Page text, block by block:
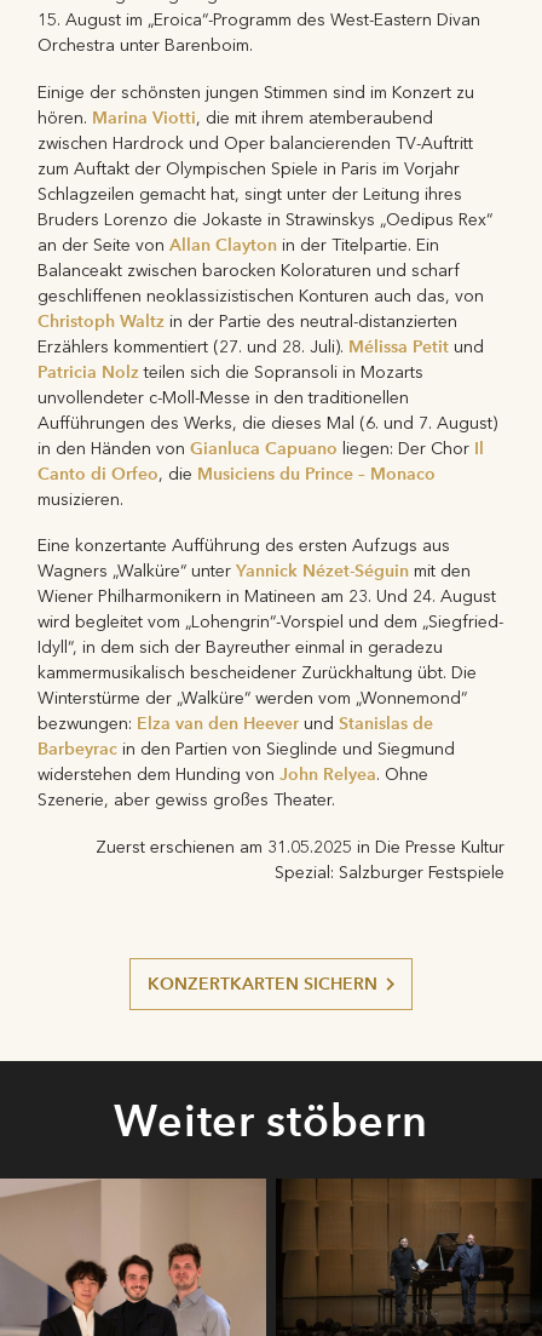
15. August im „Eroica“-Programm des West-Eastern Divan
Orchestra unter Barenboim.
Einige der schönsten jungen Stimmen sind im Konzert zu
hören. Marina Viotti, die mit ihrem atemberaubend
zwischen Hardrock und Oper balancierenden TV-Auftritt
zum Auftakt der Olympischen Spiele in Paris im Vorjahr
Schlagzeilen gemacht hat, singt unter der Leitung ihres
Bruders Lorenzo die Jokaste in Strawinskys „Oedipus Rex“
an der Seite vonAllan Clayton in der Titelpartie. Ein
Balanceakt zwischen barocken Koloraturen und scharf
geschliffenen neoklassizistischen Konturen auch das, von
Christoph Waltz in der Partie des neutral-distanzierten
Erzählers kommentiert (27. und 28. Juli). Mélissa Petit und
Patricia Nolzteilen sich die Sopransoli in Mozarts
unvollendeter c-Moll-Messe in den traditionellen
Aufführungen des Werks, die dieses Mal (6. und 7. August)
in den Händen vonGianluca Capuano liegen: Der Chor Il
Canto di Orfeo, die Musiciens du Prince – Monaco
musizieren.
Eine konzertante Aufführung des ersten Aufzugs aus
Wagners „Walküre“ unterYannick Nézet-Séguin mit den
Wiener Philharmonikern in Matineen am 23. Und 24. August
wird begleitet vom „Lohengrin“-Vorspiel und dem „Siegfried-
Idyll“, in dem sich der Bayreuther einmal in geradezu
kammermusikalisch bescheidener Zurückhaltung übt. Die
Winterstürme der „Walküre“ werden vom „Wonnemond“
bezwungen: Elza van den Heever undStanislas de
Barbeyrac in den Partien von Sieglinde und Siegmund
widerstehen dem Hunding vonJohn Relyea. Ohne
Szenerie, aber gewiss großes Theater.
Zuerst erschienen am 31.05.2025 in Die Presse Kultur
Spezial: Salzburger Festspiele
KONZERTKARTEN SICHERN
Weiter stöbern